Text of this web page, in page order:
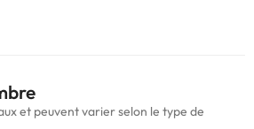
et peuvent varier selon le type de